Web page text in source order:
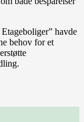
havde
behov for et